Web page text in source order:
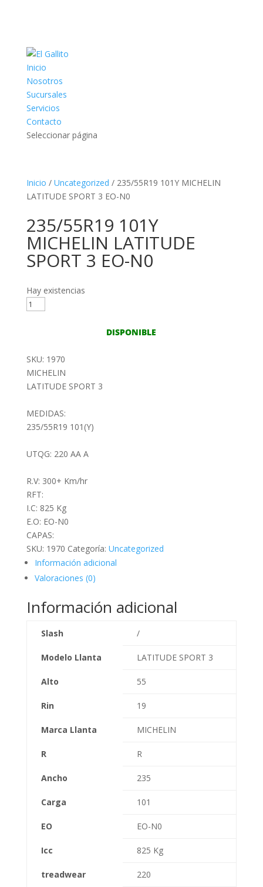
Inicio
Nosotros
Sucursales
Servicios
Contacto
Seleccionar página
Inicio / Uncategorized / 235/55R19 101Y MICHELIN
LATITUDE SPORT 3 EO-N0
235/55R19 101Y
MICHELIN LATITUDE
SPORT 3 EO-N0
Hay existencias
235/55R19
SPORT
3
EO-
cantidad
DISPONIBLE
SKU: 1970
MICHELIN
LATITUDE SPORT 3
MEDIDAS:
235/55R19 101(Y)
UTQG: 220 AA A
R.V: 300+ Km/hr
RFT:
I.C: 825 Kg
E.O: EO-N0
CAPAS:
SKU: 1970 Categoría: Uncategorized
Información adicional
Valoraciones (0)
Información adicional
Slash /
Modelo Llanta LATITUDE SPORT 3
Alto 55
Rin 19
Marca Llanta MICHELIN
R R
Ancho 235
Carga 101
EO EO-N0
Icc 825 Kg
treadwear 220